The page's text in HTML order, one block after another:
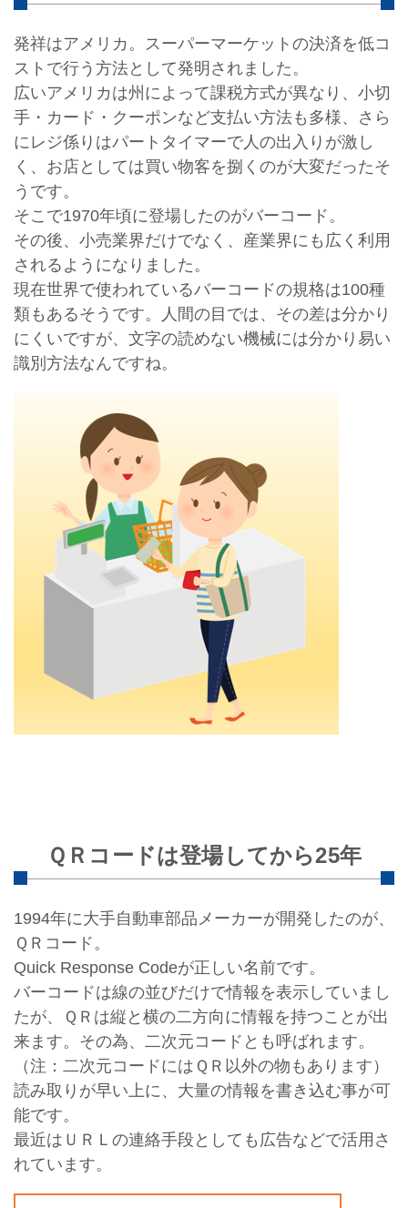
発祥はアメリカ。スーパーマーケットの決済を低コ
ストで行う方法として発明されました。
広いアメリカは州によって課税方式が異なり、小切
手・カード・クーポンなど支払い方法も多様、さら
にレジ係りはパートタイマーで人の出入りが激し
く、お店としては買い物客を捌くのが大変だったそ
うです。
そこで1970年頃に登場したのがバーコード。
その後、小売業界だけでなく、産業界にも広く利用
されるようになりました。
現在世界で使われているバーコードの規格は100種
類もあるそうです。人間の目では、その差は分かり
にくいですが、文字の読めない機械には分かり易い
識別方法なんですね。
ＱＲコードは登場してから25年
1994年に大手自動車部品メーカーが開発したのが、
ＱＲコード。
Quick Response Codeが正しい名前です。
バーコードは線の並びだけで情報を表示していまし
たが、ＱＲは縦と横の二方向に情報を持つことが出
来ます。その為、二次元コードとも呼ばれます。
（注：二次元コードにはＱＲ以外の物もあります）
読み取りが早い上に、大量の情報を書き込む事が可
能です。
最近はＵＲＬの連絡手段としても広告などで活用さ
れています。